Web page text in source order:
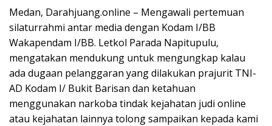
Medan, Darahjuang.online – Mengawali pertemuan
silaturrahmi antar media dengan Kodam I/BB
Wakapendam I/BB. Letkol Parada Napitupulu,
mengatakan mendukung untuk mengungkap kalau
ada dugaan pelanggaran yang dilakukan prajurit TNI-
AD Kodam I/ Bukit Barisan dan ketahuan
menggunakan narkoba tindak kejahatan judi online
atau kejahatan lainnya tolong sampaikan kepada kami